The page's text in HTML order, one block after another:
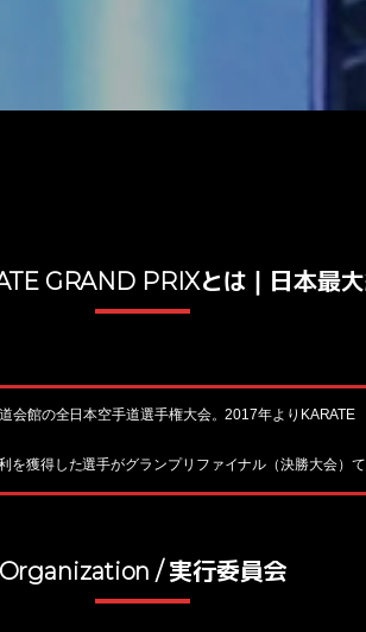
GRAND PRIXとは｜日本最
会館の全日本空手道選手権大会。2017年より
獲得した選手がグランプリファイナル（決勝大会）
Organization / 実行委員会